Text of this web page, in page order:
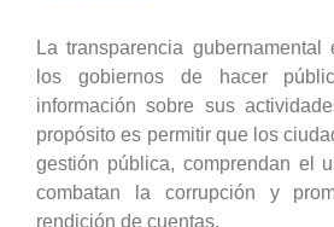
La transparencia
los gobiernos de hacer
información sobre sus
propósito es permitir que los
gestión pública, comprendan el
combatan la corrupción y
rendición de cuentas.